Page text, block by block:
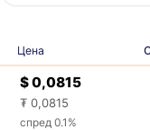
Цена
$ 0,0815
₮ 0,0815
спред 0.1%